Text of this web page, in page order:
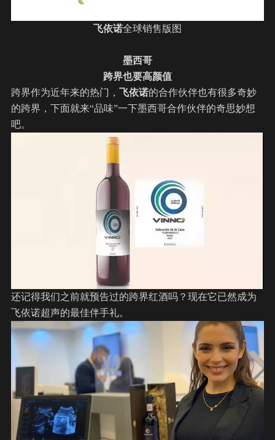
飞依诺全球销售版图
墨西哥
跨界也要高颜值
跨界作为近年来的热门， 飞依诺的合作伙伴也有很多奇妙
的跨界，下面就来“品味”一下墨西哥合作伙伴的奇思妙想
吧。
还记得我们之前就预告过的跨界红酒吗？现在它已然成为
飞依诺超声的最佳伴手礼。